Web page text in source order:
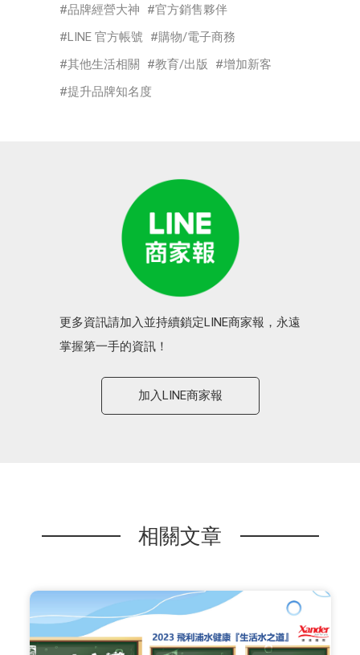
品牌經營大神
官方銷售夥伴
LINE 官方帳號
購物/電子商務
其他生活相關
教育/出版
增加新客
提升品牌知名度
更多資訊請加入並持續鎖定LINE商家報，永遠
掌握第一手的資訊！
加入LINE商家報
相關文章